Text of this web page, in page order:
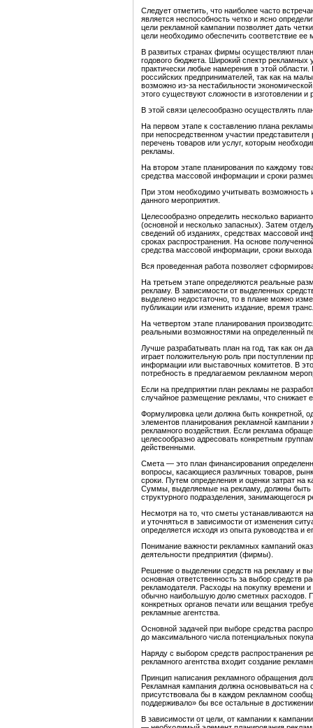
Следует отметить, что наиболее часто
является неспособность четко и ясно
цели рекламной кампании позволяет дать
цели необходимо обеспечить соответствие
В развитых странах фирмы осуществляют
годового бюджета. Широкий спектр рекламных
практически любые намерения в этой
российских предпринимателей, так как на
возможно из-за нестабильности
этого существуют сложности в изготовлении
В этой связи целесообразно осуществлять
На первом этапе к составлению плана
при непосредственном участии
перечень товаров или услуг, которым
рекламы.
На втором этапе планирования по каждому
средства массовой информации и сроки
При этом необходимо учитывать возможность
данного мероприятия.
Целесообразно определить несколько
(основной и несколько запасных). Затем
сведений об изданиях, средствах массовой
сроках распространения. На основе
средства массовой информации, сроки
Вся проведенная работа позволяет
На третьем этапе определяются реальные
рекламу. В зависимости от выделенных
выделено недостаточно, то в плане можно
публикации или изменить издание, время
На четвертом этапе планирования
реальными возможностями на определенный
Лучше разрабатывать план на год, так как он
играет положительную роль при поступлении
информации или выставочных комитетов. В
потребность в предлагаемом рекламном
Если на предприятии план рекламы не
случайное размещение рекламы, что снижает
Формулировка цели должна быть конкретной,
элементов планирования рекламной кампании
рекламного воздействия. Если реклама
целесообразно адресовать конкретным
действенными.
Смета — это план финансирования
вопросы, касающиеся различных товаров,
сроки. Путем определения и оценки затрат
Суммы, выделяемые на рекламу, должны быть
структурного подразделения, занимающегося
Несмотря на то, что сметы устанавливаются
и уточняться в зависимости от изменения
определяется исходя из опыта руководства и
Понимание важности рекламных кампаний
деятельности предприятия (фирмы).
Решение о выделении средств на рекламу и
основная ответственность за выбор средств
рекламодателя. Расходы на покупку времени
обычно наибольшую долю сметных расходов.
конкретных органов печати или вещания
рекламные агентства.
Основной задачей при выборе средства
до максимального числа потенциальных
Наряду с выбором средств распространения
рекламного агентства входит создание
Принцип написания рекламного обращения
Рекламная кампания должна основываться на
присутствовала бы в каждом рекламном
поддерживало» бы все остальные в
В зависимости от цели, от кампании к